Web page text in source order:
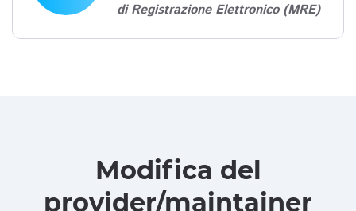
di Registrazione Elettronico (MRE)
Modifica del
provider/maintainer